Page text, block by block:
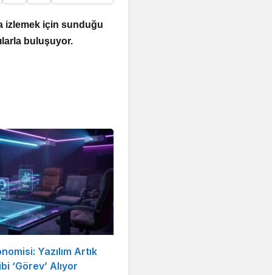
izlemek için sunduğu
buluşuyor.
Yazılım Artık
‘Görev’ Alıyor